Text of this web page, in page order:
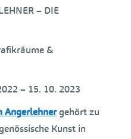
– DIE
&
– 15. 10. 2023
Angerlehnergehört zu
Kunst in